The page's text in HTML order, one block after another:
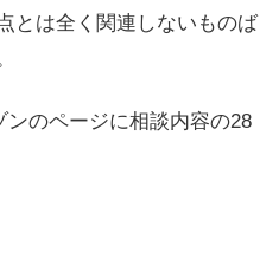
とは全く関連しないものば
ンのページに相談内容の28